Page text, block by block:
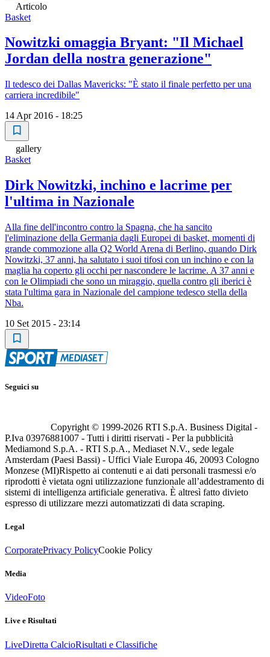
Articolo
Basket
Nowitzki omaggia Bryant: "Il Michael
Jordan della nostra generazione"
Il tedesco dei Dallas Mavericks: "È stato il finale perfetto per una
carriera incredibile"
14 Apr 2016 - 18:25
gallery
Basket
Dirk Nowitzki, inchino e lacrime per
l'ultima in Nazionale
Alla fine dell'incontro contro la Spagna, che ha sancito
l'eliminazione della Germania dagli Europei di basket, momenti di
grande commozione alla Q2 World Arena di Berlino, quando Dirk
Nowitzki, 37 anni, ha salutato i suoi tifosi con un inchino e con la
maglia ha coperto gli occhi per nascondere le lacrime. A 37 anni e
con le Olimpiadi che sono un miraggio, quella contro gli iberici è
stata l'ultima gara in Nazionale del campione tedesco stella della
Nba.
10 Set 2015 - 23:14
Seguici su
Copyright © 1999-2026 RTI S.p.A. Business Digital -
P.Iva 03976881007 - Tutti i diritti riservati - Per la pubblicità
Mediamond S.p.A. - RTI S.p.A., Mediaset N.V., sede legale
Amsterdam (Paesi Bassi) - Uffici Viale Europa 46, 20093 Cologno
Monzese (MI)Rispetto ai contenuti e ai dati personali trasmessi e/o
riprodotti è vietata ogni utilizzazione funzionale all’addestramento di
sistemi di intelligenza artificiale generativa. È altresì fatto divieto
espresso di utilizzare mezzi automatizzati di data scraping.
Legal
CorporatePrivacy PolicyCookie Policy
Media
VideoFoto
Live e Risultati
LiveDiretta CalcioRisultati e Classifiche